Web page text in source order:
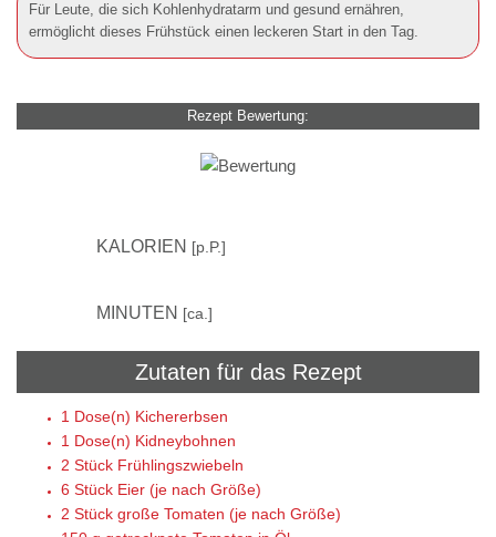
Für Leute, die sich Kohlenhydratarm und gesund ernähren,
ermöglicht dieses Frühstück einen leckeren Start in den Tag.
Rezept Bewertung:
KALORIEN [p.P.]
MINUTEN [ca.]
Zutaten für das Rezept
1 Dose(n) Kichererbsen
1 Dose(n) Kidneybohnen
2 Stück Frühlingszwiebeln
6 Stück Eier (je nach Größe)
2 Stück große Tomaten (je nach Größe)